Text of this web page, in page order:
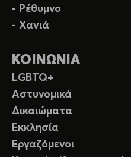
- Ρέθυμνο
- Χανιά
ΚΟΙΝΩΝΙΑ
LGBTQ+
Αστυνομικά
Δικαιώματα
Εκκλησία
Εργαζόμενοι